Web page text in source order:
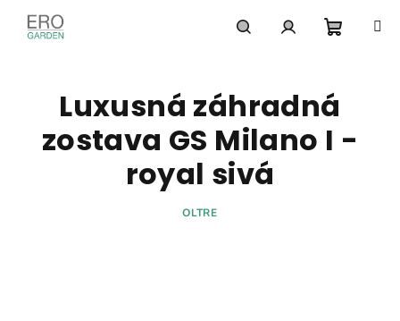
obsah
košík
Luxusná záhradná
zostava GS Milano I -
royal sivá
OLTRE